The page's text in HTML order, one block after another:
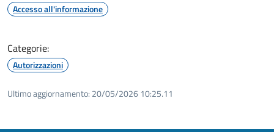
Accesso all'informazione
Categorie:
Autorizzazioni
Ultimo aggiornamento: 20/05/2026 10:25.11